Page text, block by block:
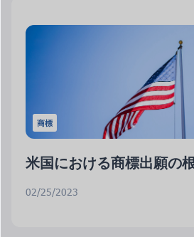
商標
米国における商標出願の
02/25/2023